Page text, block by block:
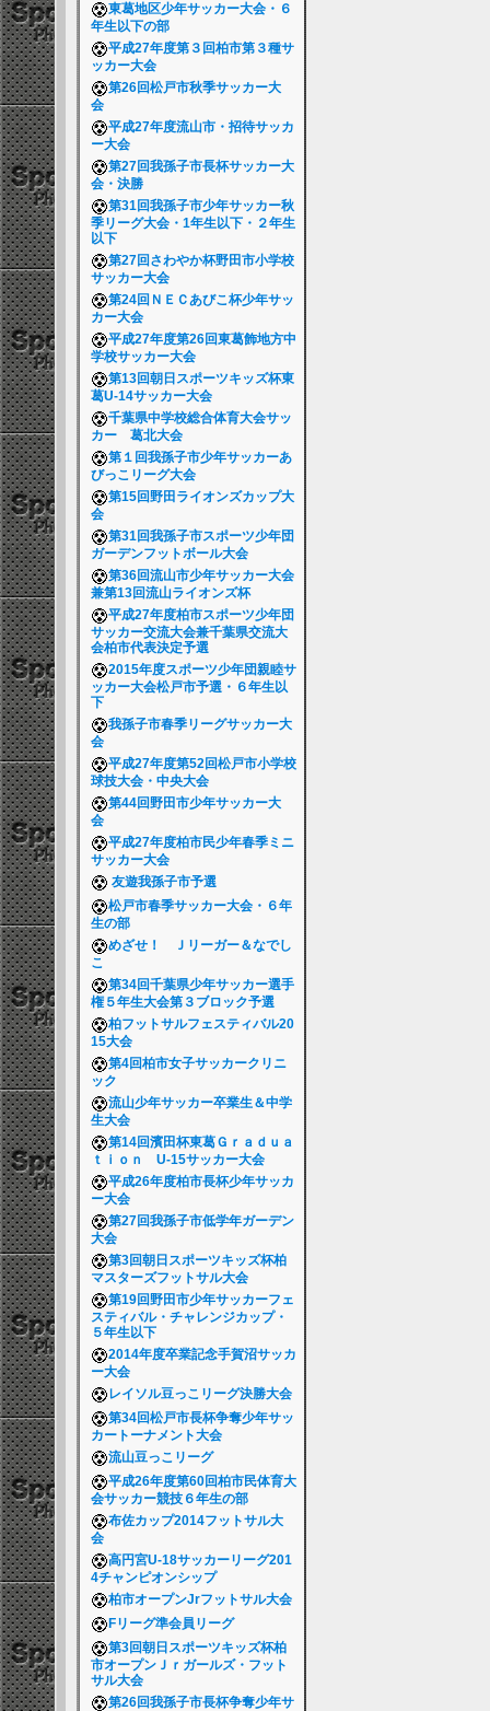
東葛地区少年サッカー大会・６
年生以下の部
平成27年度第３回柏市第３種サ
ッカー大会
第26回松戸市秋季サッカー大
会
平成27年度流山市・招待サッカ
ー大会
第27回我孫子市長杯サッカー大
会・決勝
第31回我孫子市少年サッカー秋
季リーグ大会・1年生以下・２年生
以下
第27回さわやか杯野田市小学校
サッカー大会
第24回ＮＥＣあびこ杯少年サッ
カー大会
平成27年度第26回東葛飾地方中
学校サッカー大会
第13回朝日スポーツキッズ杯東
葛U-14サッカー大会
千葉県中学校総合体育大会サッ
カー 葛北大会
第１回我孫子市少年サッカーあ
びっこリーグ大会
第15回野田ライオンズカップ大
会
第31回我孫子市スポーツ少年団
ガーデンフットボール大会
第36回流山市少年サッカー大会
兼第13回流山ライオンズ杯
平成27年度柏市スポーツ少年団
サッカー交流大会兼千葉県交流大
会柏市代表決定予選
2015年度スポーツ少年団親睦サ
ッカー大会松戸市予選・６年生以
下
我孫子市春季リーグサッカー大
会
平成27年度第52回松戸市小学校
球技大会・中央大会
第44回野田市少年サッカー大
会
平成27年度柏市民少年春季ミニ
サッカー大会
友遊我孫子市予選
松戸市春季サッカー大会・６年
生の部
めざせ！ Ｊリーガー＆なでし
こ
第34回千葉県少年サッカー選手
権５年生大会第３ブロック予選
柏フットサルフェスティバル20
15大会
第4回柏市女子サッカークリニ
ック
流山少年サッカー卒業生＆中学
生大会
第14回濱田杯東葛Ｇｒａｄｕａ
ｔｉｏｎ U-15サッカー大会
平成26年度柏市長杯少年サッカ
ー大会
第27回我孫子市低学年ガーデン
大会
第3回朝日スポーツキッズ杯柏
マスターズフットサル大会
第19回野田市少年サッカーフェ
スティバル・チャレンジカップ・
５年生以下
2014年度卒業記念手賀沼サッカ
ー大会
レイソル豆っこリーグ決勝大会
第34回松戸市長杯争奪少年サッ
カートーナメント大会
流山豆っこリーグ
平成26年度第60回柏市民体育大
会サッカー競技６年生の部
布佐カップ2014フットサル大
会
高円宮U-18サッカーリーグ201
4チャンピオンシップ
柏市オープンJrフットサル大会
Fリーグ準会員リーグ
第3回朝日スポーツキッズ杯柏
市オープンＪｒガールズ・フット
サル大会
第26回我孫子市長杯争奪少年サ